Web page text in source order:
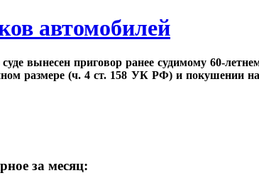
автомобилей
вынесен приговор ранее судимому
размере (ч. 4 ст. 158 УК РФ) и покушении
за месяц: